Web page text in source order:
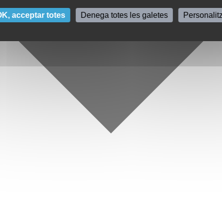
acceptar totes Denega totes les galetes